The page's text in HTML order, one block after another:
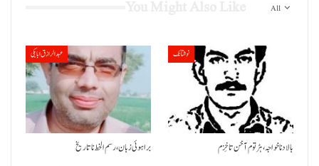
All
عبدالرازق ابابکی
براہوئی زبان ،رسم الخط نا تاریخ
نوشتانک
بالاد نا خواجہ، ہڑتوم آ خن تا خِزم